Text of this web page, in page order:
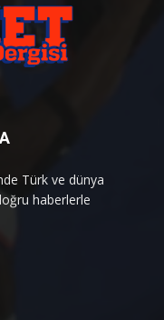
Türk ve dünya
haberlerle